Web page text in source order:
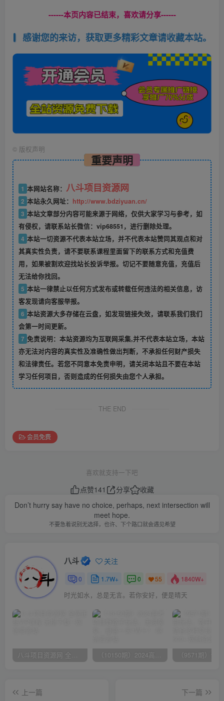
------本页内容已结束，喜欢请分享------
感谢您的来访，获取更多精彩文章请收藏本站。
© 版权声明
重要声明
1 本网站名称： 八斗项目资源网
2 本站永久网址： http://www.bdziyuan.cn/
3 本站文章部分内容可能来源于网络，仅供大家学习与参考，如
有侵权，请联系站长微信：vip68551，进行删除处理。
4 本站一切资源不代表本站立场，并不代表本站赞同其观点和对
其真实性负责，请不要联系课程里面留下的联系方式和充值费
用，如果被割欢迎找站长投诉举报。切记不要随意充值，充值后
无法给你找回。
5 本站一律禁止以任何方式发布或转载任何违法的相关信息，访
客发现请向客服举报。
6 本站资源大多存储在云盘，如发现链接失效，请联系我们我们
会第一时间更新。
7 免责说明：本站资源均为互联网采集,并不代表本站立场，本站
亦无法对内容的真实性及准确性做出判断，不承担任何财产损失
和法律责任。若您不同意本免责申明，请关闭本站且不要在本站
学习任何项目，否则造成的任何损失由您个人承担。
THE END
会员免费
喜欢就支持一下吧
点赞141 分享
收藏
Don’t hurry say have no choice, perhaps, next intersection will
meet hope.
不要急着说别无选择，也许、下个路口就会遇见希望
八斗 关注
0 1.7W+ 0 55 1840W+
时光如水，总是无言。若你安好，便是晴天
八斗项目资源网 全网正品VIP课程 无损下载~ （10150期）2024高考项目野路子玩法，无限裂变，最高一天1W＋！
上一篇
下一篇